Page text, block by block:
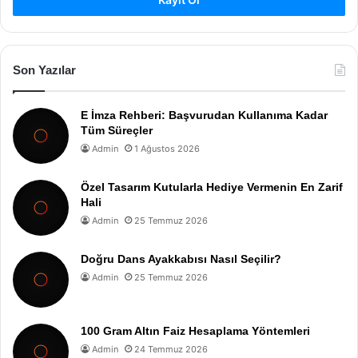
Son Yazılar
E İmza Rehberi: Başvurudan Kullanıma Kadar
Tüm Süreçler
Admin 1 Ağustos 2026
Özel Tasarım Kutularla Hediye Vermenin En Zarif
Hali
Admin 25 Temmuz 2026
Doğru Dans Ayakkabısı Nasıl Seçilir?
Admin 25 Temmuz 2026
100 Gram Altın Faiz Hesaplama Yöntemleri
Admin 24 Temmuz 2026